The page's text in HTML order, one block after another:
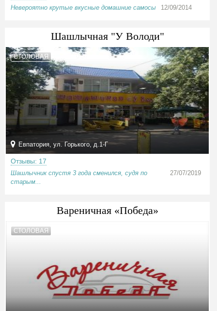
Невероятно крутые вкусные домашние самосы 12/09/2014
Шашлычная "У Володи"
СТОЛОВАЯ
Евпатория, ул. Горького, д.1-Г
Отзывы: 17
Шашлычник спустя 3 года сменился, судя по
старым...
27/07/2019
Вареничная «Победа»
СТОЛОВАЯ